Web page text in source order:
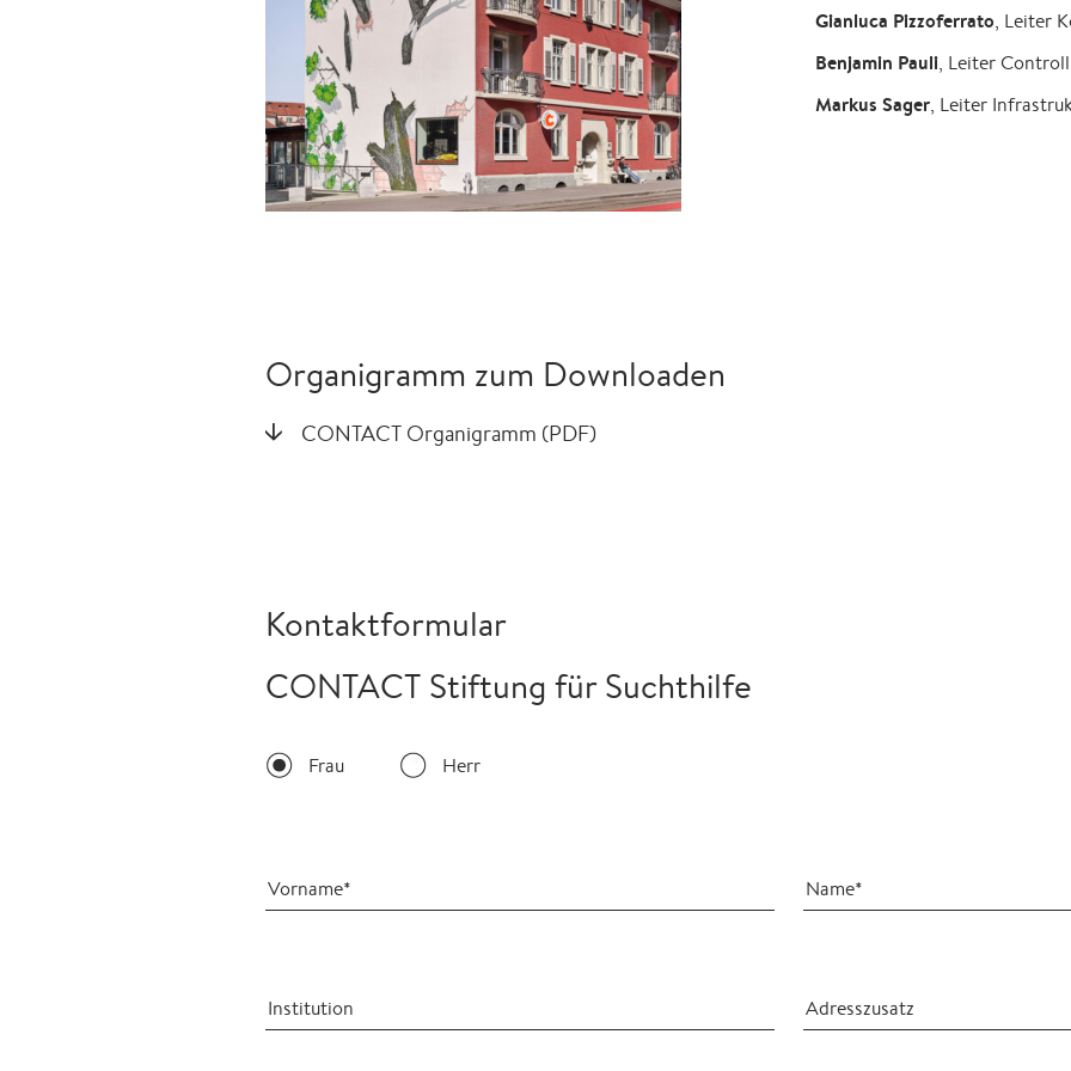
Gianluca Pizzoferrato, Leiter
Benjamin Pauli, Leiter
Markus Sager, Leiter
Organigramm zum Downloaden
CONTACT Organigramm (PDF)
Kontaktformular
CONTACT Stiftung für Suchthilfe
Frau Herr